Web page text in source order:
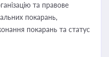
та правове
покарань,
покарань та статус